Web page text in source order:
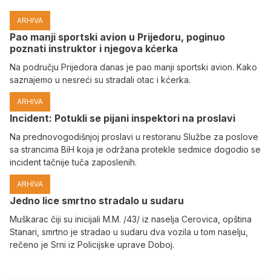
ARHIVA
Pao manji sportski avion u Prijedoru, poginuo
poznati instruktor i njegova kćerka
Na području Prijedora danas je pao manji sportski avion. Kako
saznajemo u nesreći su stradali otac i kćerka.
ARHIVA
Incident: Potukli se pijani inspektori na proslavi
Na prednovogodišnjoj proslavi u restoranu Službe za poslove
sa strancima BiH koja je održana protekle sedmice dogodio se
incident tačnije tuča zaposlenih.
ARHIVA
Јedno lice smrtno stradalo u sudaru
Muškarac čiji su inicijali M.M. /43/ iz naselja Cerovica, opština
Stanari, smrtno je stradao u sudaru dva vozila u tom naselju,
rečeno je Srni iz Policijske uprave Doboj.